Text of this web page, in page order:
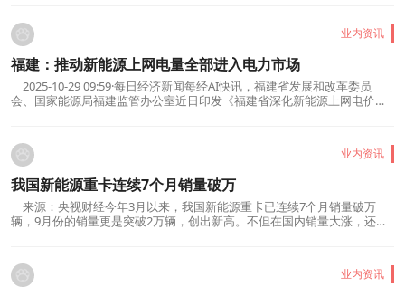
83.4GWh增长至2024年的超过1000GWh，四年间增长十...
业内资讯
福建：推动新能源上网电量全部进入电力市场
2025-10-29 09:59·每日经济新闻每经AI快讯，福建省发展和改革委员
会、国家能源局福建监管办公室近日印发《福建省深化新能源上网电价市
光伏等所有风电、太阳能发电项目，2026年1月1日起...
业内资讯
我国新能源重卡连续7个月销量破万
来源：央视财经今年3月以来，我国新能源重卡已连续7个月销量破万
辆，9月份的销量更是突破2万辆，创出新高。不但在国内销量大涨，还紧
切入国际市场的绝佳窗口。根据中国汽车工业协会发布...
业内资讯